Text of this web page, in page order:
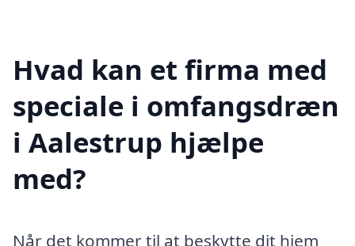
Hvad kan et firma med
speciale i omfangsdræn
i Aalestrup hjælpe
med?
Når det kommer til at beskytte dit hjem